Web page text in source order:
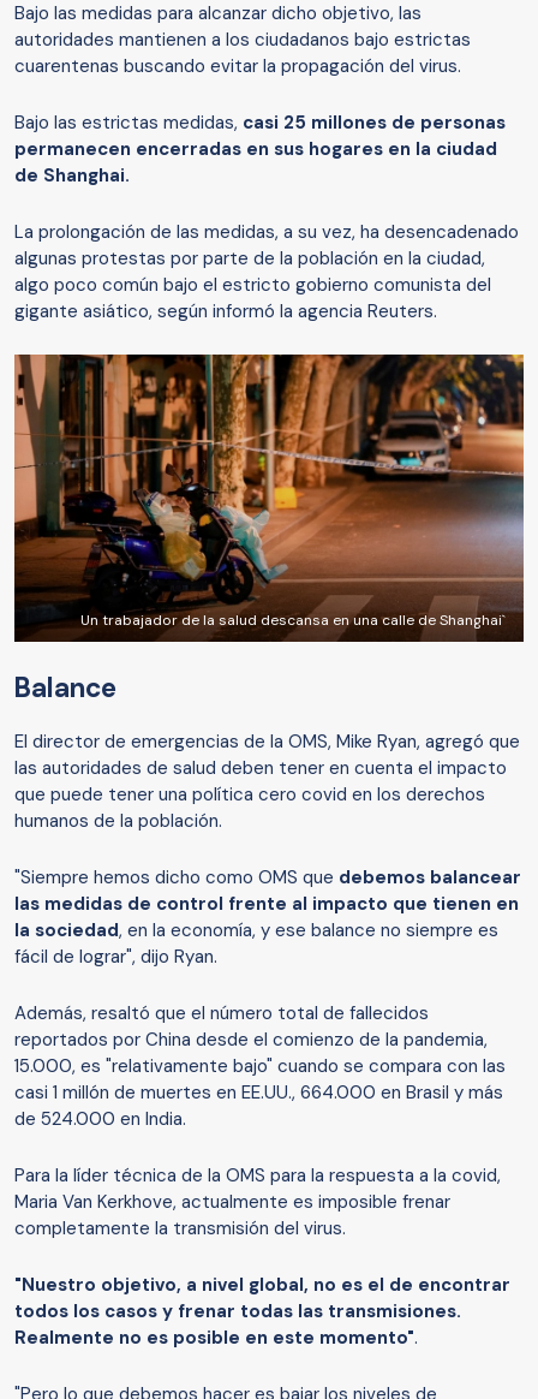
Bajo las medidas para alcanzar dicho objetivo, las
autoridades mantienen a los ciudadanos bajo estrictas
cuarentenas buscando evitar la propagación del virus.
Bajo las estrictas medidas, casi 25 millones de personas
permanecen encerradas en sus hogares en la ciudad
de Shanghai.
La prolongación de las medidas, a su vez, ha desencadenado
algunas protestas por parte de la población en la ciudad,
algo poco común bajo el estricto gobierno comunista del
gigante asiático, según informó la agencia Reuters.
Un trabajador de la salud descansa en una calle de Shanghai`
Balance
El director de emergencias de la OMS, Mike Ryan, agregó que
las autoridades de salud deben tener en cuenta el impacto
que puede tener una política cero covid en los derechos
humanos de la población.
"Siempre hemos dicho como OMS que debemos balancear
las medidas de control frente al impacto que tienen en
la sociedad, en la economía, y ese balance no siempre es
fácil de lograr", dijo Ryan.
Además, resaltó que el número total de fallecidos
reportados por China desde el comienzo de la pandemia,
15.000, es "relativamente bajo" cuando se compara con las
casi 1 millón de muertes en EE.UU., 664.000 en Brasil y más
de 524.000 en India.
Para la líder técnica de la OMS para la respuesta a la covid,
Maria Van Kerkhove, actualmente es imposible frenar
completamente la transmisión del virus.
"Nuestro objetivo, a nivel global, no es el de encontrar
todos los casos y frenar todas las transmisiones.
Realmente no es posible en este momento".
"Pero lo que debemos hacer es bajar los niveles de